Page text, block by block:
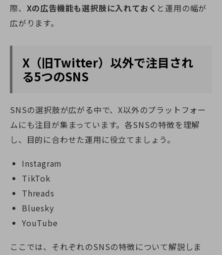
際、 Xの広告機能も選択肢に入れておく と運用の幅が
広がります。
X（旧Twitter）以外で注目され
る5つのSNS
SNSの選択肢が広がる中で、X以外のプラットフォー
ムにも注目が集まっています。各SNSの特徴を理解
し、目的に合わせた運用に役立てましょう。
Instagram
TikTok
Threads
Bluesky
YouTube
ここでは、それぞれのSNSの特徴について解説しま